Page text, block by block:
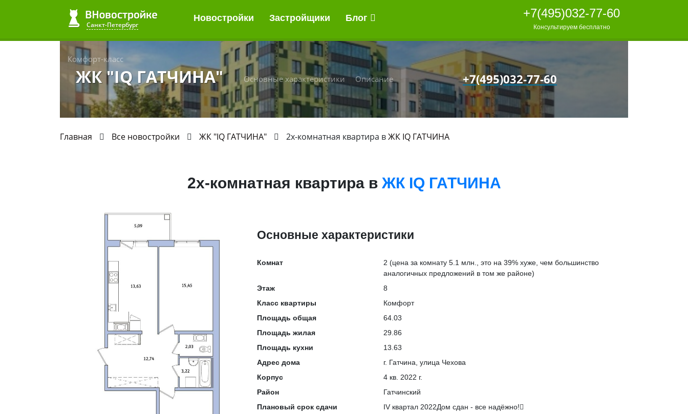
Санкт-Петербург
Новостройки Застройщики Блог +7(495)032-77-60
Консультируем бесплатно
Комфорт-класс
ЖК "IQ ГАТЧИНА" Основные характеристики Описание +7(495)032-77-60
Главная Все новостройки ЖК "IQ ГАТЧИНА" 2х-комнатная квартира вЖК IQ ГАТЧИНА
2х-комнатная квартира в ЖК IQ ГАТЧИНА
Основные характеристики
Комнат 2 (цена за комнату 5.1 млн., это на 39% хуже, чем большинство
аналогичных предложений в том же районе)
Этаж
8
Класс квартиры
Комфорт
Площадь общая
64.03
Площадь жилая
29.86
Площадь кухни
13.63
Адрес дома
г. Гатчина, улица Чехова
Корпус
4 кв. 2022 г.
Район
Гатчинский
Плановый срок сдачи
IV квартал 2022Дом сдан - все надёжно!